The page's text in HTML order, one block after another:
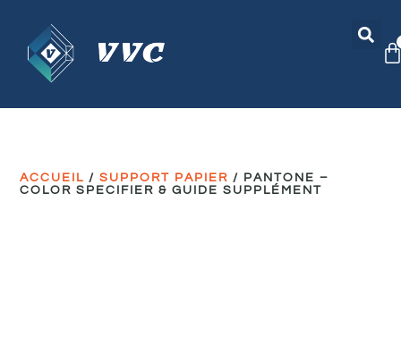
ACCUEIL /SUPPORT PAPIER / PANTONE –
COLOR SPECIFIER & GUIDE SUPPLÉMENT